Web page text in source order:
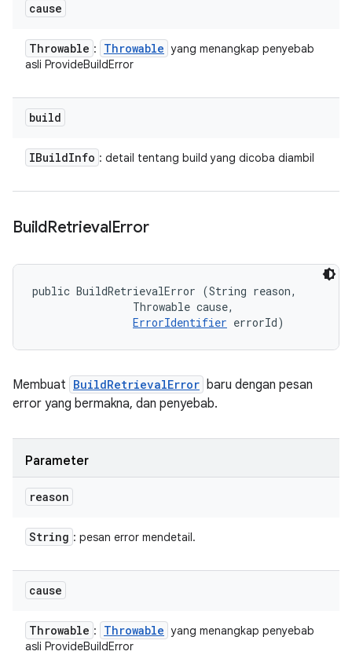
cause
Throwable : Throwable yang menangkap penyebab
asli ProvideBuildError
build
IBuildInfo : detail tentang build yang dicoba diambil
BuildRetrievalError
public BuildRetrievalError (String reason,
                Throwable cause,
ErrorIdentifier errorId)
Membuat BuildRetrievalError baru dengan pesan
error yang bermakna, dan penyebab.
Parameter
reason
String : pesan error mendetail.
cause
Throwable : Throwable yang menangkap penyebab
asli ProvideBuildError